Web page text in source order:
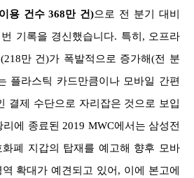
용 건수 368만 건)으로 전 분기 대비
기록을 경신했습니다. 특히, 오프라
만 건)가 폭발적으로 증가해(전 분
플라스틱 카드만큼이나 모바일 간편
결제 수단으로 자리잡은 것으로 보입
에 종료된 2019 MWC에서는 삼성전
화폐 지갑의 탑재를 예고해 향후 모바
확대가 예견되고 있어, 이에 본고에